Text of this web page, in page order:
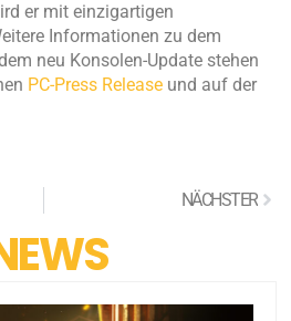
er mit einzigartigen
Informationen zu dem
neu Konsolen-Update stehen
PC-Press Release und auf der
NÄCHSTER